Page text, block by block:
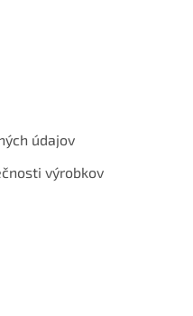
údajov
výrobkov